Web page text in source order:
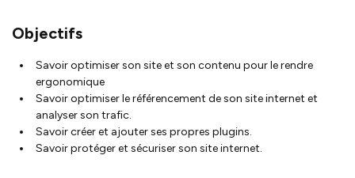
Objectifs
Savoir optimiser son site et son contenu pour le rendre
ergonomique
Savoir optimiser le référencement de son site internet et
analyser son trafic.
Savoir créer et ajouter ses propres plugins.
Savoir protéger et sécuriser son site internet.